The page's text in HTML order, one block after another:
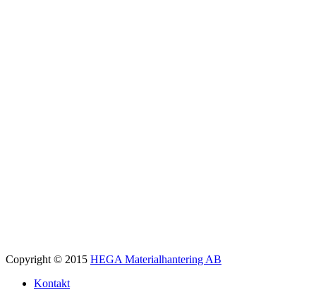
Copyright © 2015 HEGA Materialhantering AB
Kontakt